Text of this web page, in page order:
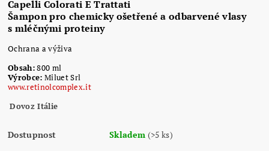
Capelli Colorati E Trattati
Šampon pro chemicky ošetřené a odbarvené vlasy
s mléčnými proteiny
Ochrana a výživa
Obsah:800 ml
Výrobce: Miluet Srl
www.retinolcomplex.it
Dovoz Itálie
Dostupnost Skladem (>5 ks)